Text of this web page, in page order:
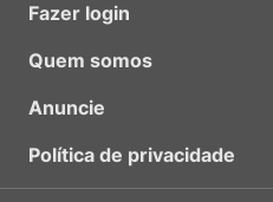
Fazer login
Quem somos
Anuncie
Política de privacidade